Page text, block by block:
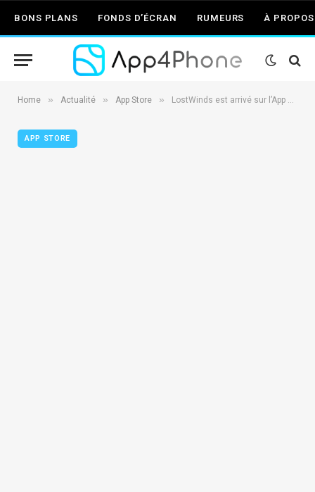
BONS PLANS FONDS D’ÉCRAN RUMEURS À PROPOS
Home » Actualité » App Store » LostWinds est arrivé sur l’App Store (2,99€)
APP STORE